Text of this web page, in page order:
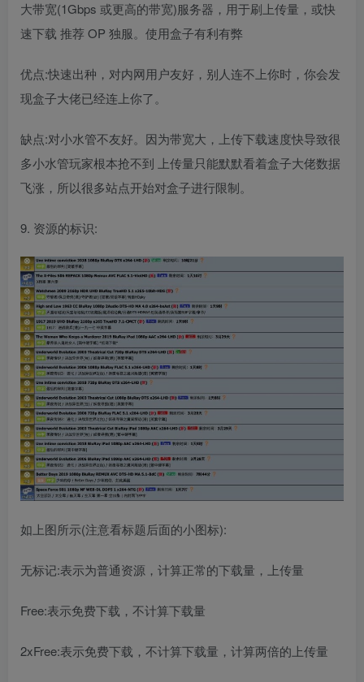
大带宽(1Gbps 或更高的带宽)服务器，用于刷上传量，或快
速下载 推荐 OP 独服。使用盒子有利有弊
优点:快速出种，对内网用户友好，别人连不上你时，你会发
现盒子大佬已经连上你了。
缺点:对小水管不友好。因为带宽大，上传下载速度快导致很
多小水管玩家根本抢不到 上传量只能默默看着盒子大佬数据
飞涨，所以很多站点开始对盒子进行限制。
9. 资源的标识:
如上图所示(注意看标题后面的小图标):
无标记:表示为普通资源，计算正常的下载量，上传量
Free:表示免费下载，不计算下载量
2xFree:表示免费下载，不计算下载量，计算两倍的上传量